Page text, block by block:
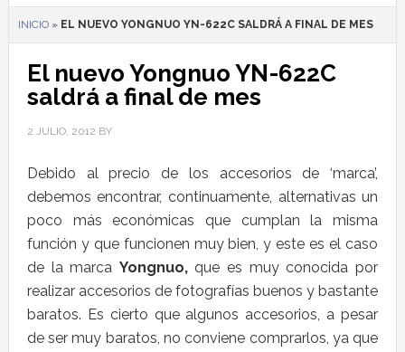
INICIO» EL NUEVO YONGNUO YN-622C SALDRÁ A FINAL DE MES
El nuevo Yongnuo YN-622C
saldrá a final de mes
2 JULIO, 2012 BY
Debido al precio de los accesorios de ‘marca’,
debemos encontrar, continuamente, alternativas un
poco más económicas que cumplan la misma
función y que funcionen muy bien, y este es el caso
de la marca Yongnuo,que es muy conocida por
realizar accesorios de fotografías buenos y bastante
baratos. Es cierto que algunos accesorios, a pesar
de ser muy baratos, no conviene comprarlos, ya que